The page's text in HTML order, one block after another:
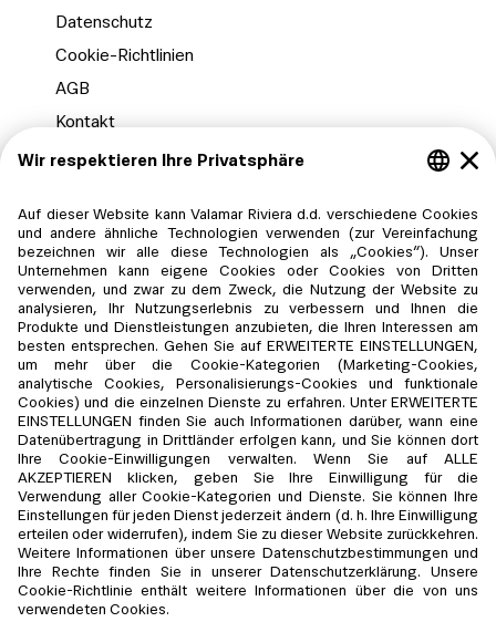
mit Karte bezahlen
Gesichert durch:
Valamar Riviera d.d. verfügt über Unterkünfte in der
Republik Kroatien und der Republik Österreich, wo es über
seine Niederlassung Valamar Riviera d.d.,
Zweigniederlassung Austria, Gamsleitenstraße 6, 5563
Obertauern, FN 583355 a (Landesgericht Salzburg), USt-
ID: ATU 78289647 tätig ist. Darüber hinaus ist Valamar ein
Managementunternehmen, das auf Vertragsbasis den
touristischen Geschäftsbereich verwaltet und
Übernachtungsleistungen in den Einrichtungen der Imperial
Riviera d.d., Republik Kroatien, Rab, Jurja Barakovića 2,
Datenschutz
Cookie-Richtlinien
AGB
Kontakt
FAQ